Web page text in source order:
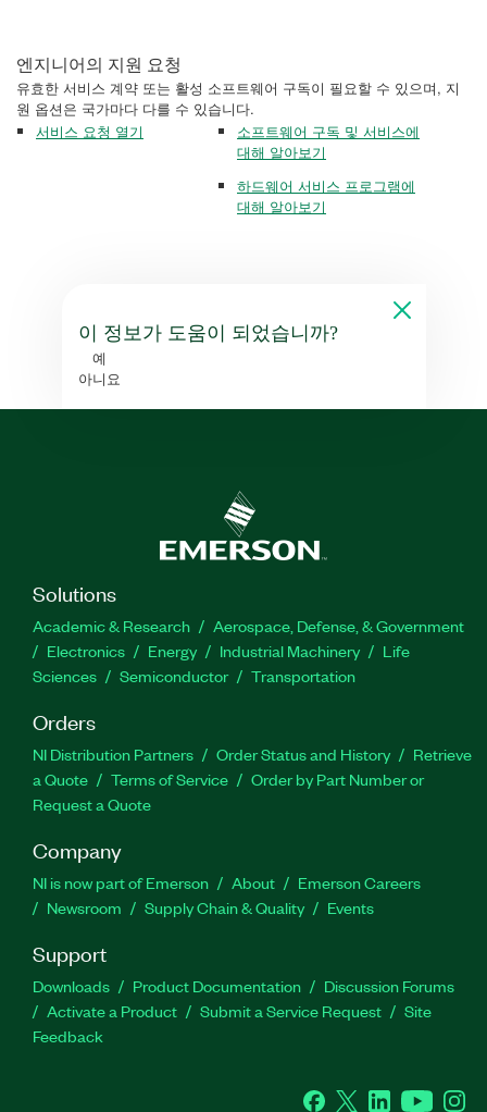
엔지니어의 지원 요청
유효한 서비스 계약 또는 활성 소프트웨어 구독이 필요할 수 있으며, 지
원 옵션은 국가마다 다를 수 있습니다.
서비스 요청 열기
소프트웨어 구독 및 서비스에
대해 알아보기
하드웨어 서비스 프로그램에
대해 알아보기
이 정보가 도움이 되었습니까?
예
아니요
Solutions
Academic & Research
Aerospace, Defense, & Government
Electronics
Energy Industrial Machinery
Life
Sciences
Semiconductor Transportation
Orders
NI Distribution Partners Order Status and History
Retrieve
a Quote
Terms of Service
Order by Part Number or
Request a Quote
Company
NI is now part of Emerson About
Emerson Careers
Newsroom
Supply Chain & Quality Events
Support
Downloads Product Documentation
Discussion Forums
Activate a Product
Submit a Service Request
Site
Feedback
Facebook
Twitter LinkedInYouTube